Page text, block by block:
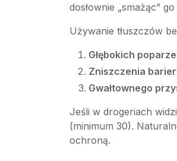
dosłownie „smażąc”
Używanie tłuszczów
Głębokich
Zniszczenia
Gwałtownego
Jeśli w drogeriach
(minimum 30).
ochroną.